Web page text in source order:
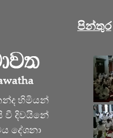
හිමියන්
දිවයිනේ
දේශනා
පින්තුර